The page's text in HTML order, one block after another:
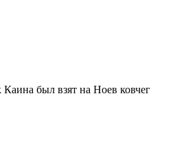
был взят на Ноев ковчег